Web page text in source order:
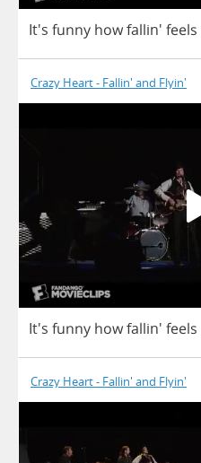
It's funny howfallin' feels
Crazy Heart - Fallin' and Flyin'
It's funny howfallin' feels
Crazy Heart - Fallin' and Flyin'